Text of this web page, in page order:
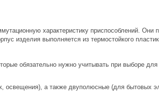
характеристику приспособлений. Они
изделия выполняется из термостойкого
обязательно нужно учитывать при выборе
а также двуполюсные (для бытовых